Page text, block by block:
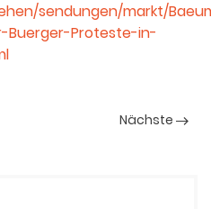
sendungen/markt/
Buerger-Proteste-in-
Nächste